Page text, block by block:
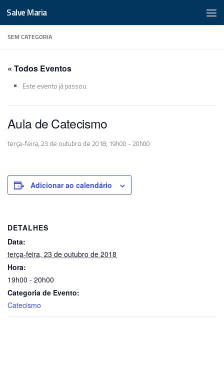
Salve Maria
SEM CATEGORIA
« Todos Eventos
Este evento já passou.
Aula de Catecismo
terça-feira, 23 de outubro de 2018, 19h00 - 20h00
Adicionar ao calendário
DETALHES
Data:
terça-feira, 23 de outubro de 2018
Hora:
19h00 - 20h00
Categoria de Evento:
Catecismo